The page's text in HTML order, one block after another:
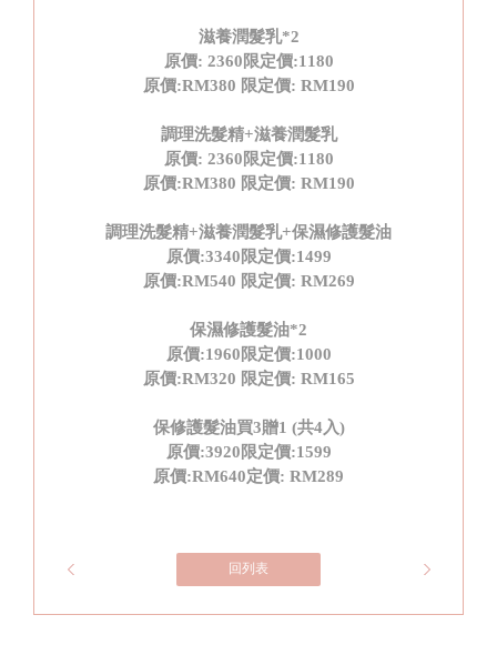
滋養潤髮乳*2
原價: 2360限定價:1180
原價:RM380 限定價: RM190
調理洗髮精+滋養潤髮乳
原價: 2360限定價:1180
原價:RM380 限定價: RM190
調理洗髮精+滋養潤髮乳+保濕修護髮油
原價:3340限定價:1499
原價:RM540 限定價: RM269
保濕修護髮油*2
原價:1960限定價:1000
原價:RM320 限定價: RM165
保修護髮油買3贈1 (共4入)
原價:3920限定價:1599
原價:RM640定價: RM289
回列表